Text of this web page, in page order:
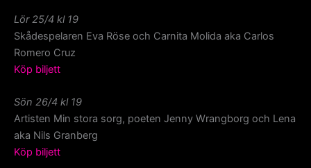
Lör 25/4 kl 19
Skådespelaren Eva Röse och Carnita Molida aka Carlos
Romero Cruz
Köp biljett
Sön 26/4 kl 19
Artisten Min stora sorg, poeten Jenny Wrangborg och Lena
aka Nils Granberg
Köp biljett